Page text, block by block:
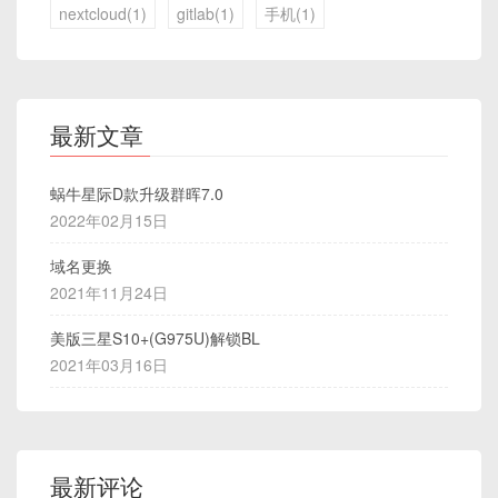
nextcloud(1) gitlab(1) 手机(1)
最新文章
蜗牛星际D款升级群晖7.0
2022年02月15日
域名更换
2021年11月24日
美版三星S10+(G975U)解锁BL
2021年03月16日
最新评论